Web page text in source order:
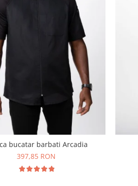
bucatar barbati Arcadia
397,85 RON